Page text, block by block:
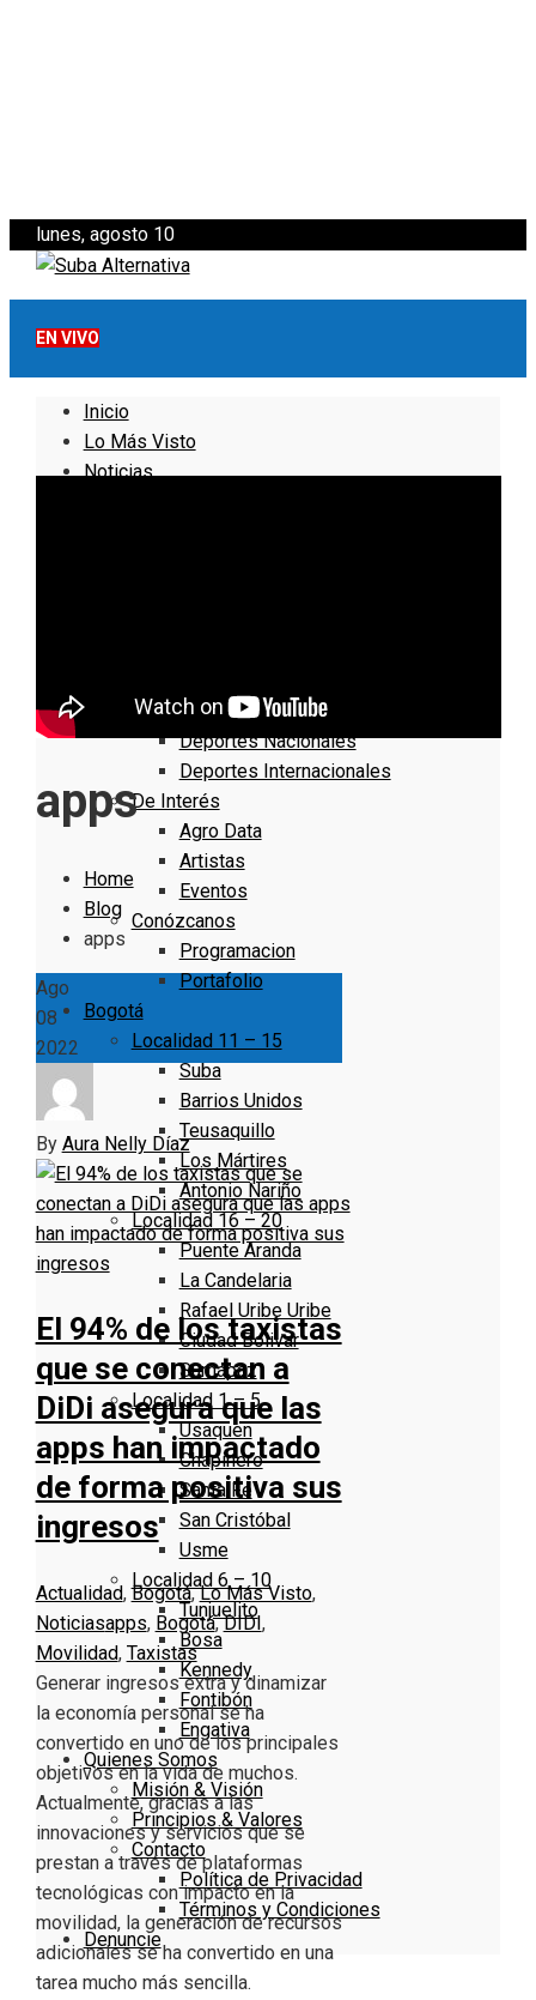
lunes, agosto 10
EN VIVO
Inicio
Lo Más Visto
Noticias
Deportes Locales
Deportes Nacionales
Deportes Internacionales
De Interés
Agro Data
Artistas
Eventos
Conózcanos
Programacion
Portafolio
Bogotá
Localidad 11 – 15
Suba
Barrios Unidos
Teusaquillo
Los Mártires
Antonio Nariño
Localidad 16 – 20
Puente Aranda
La Candelaria
Rafael Uribe Uribe
Ciudad Bolivar
Sumapaz
Localidad 1 – 5
Usaquen
Chapinero
Santa Fe
San Cristóbal
Usme
Localidad 6 – 10
Tunjuelito
Bosa
Kennedy
Fontibón
Engativa
Quienes Somos
Misión & Visión
Principios & Valores
Contacto
Política de Privacidad
Términos y Condiciones
Denuncie
apps
Home
Blog
apps
Ago
08
2022
By Aura Nelly Díaz
El 94% de los taxistas
que se conectan a
DiDi asegura que las
apps han impactado
de forma positiva sus
ingresos
Actualidad,Bogotá,Lo Más Visto,
Noticiasapps, Bogotá,DIDI,
Movilidad, Taxistas
Generar ingresos extra y dinamizar
la economía personal se ha
convertido en uno de los principales
objetivos en la vida de muchos.
Actualmente, gracias a las
innovaciones y servicios que se
prestan a través de plataformas
tecnológicas con impacto en la
movilidad, la generación de recursos
adicionales se ha convertido en una
tarea mucho más sencilla.